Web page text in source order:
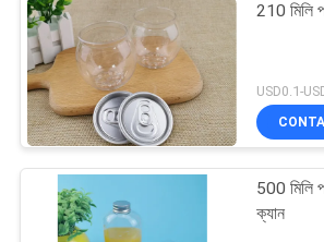
210 মিলি
USD0.1-
500 মিলি
ক্যান